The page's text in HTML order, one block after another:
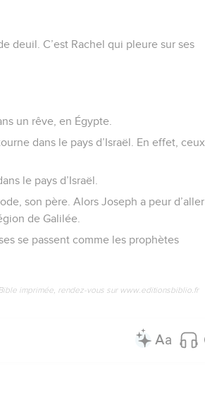
deuil. C’est Rachel qui pleure sur ses
un rêve, en Égypte.
dans le pays d’Israël. En effet, ceux
le pays d’Israël.
son père. Alors Joseph a peur d’aller
de Galilée.
se passent comme les prophètes
imprimée, rendez-vous sur www.editionsbiblio.fr